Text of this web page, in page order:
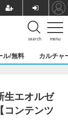
menu
search
ル/無料 カルチャ
生エオルゼ
コンテンツ